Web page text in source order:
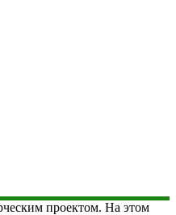
проектом. На этом